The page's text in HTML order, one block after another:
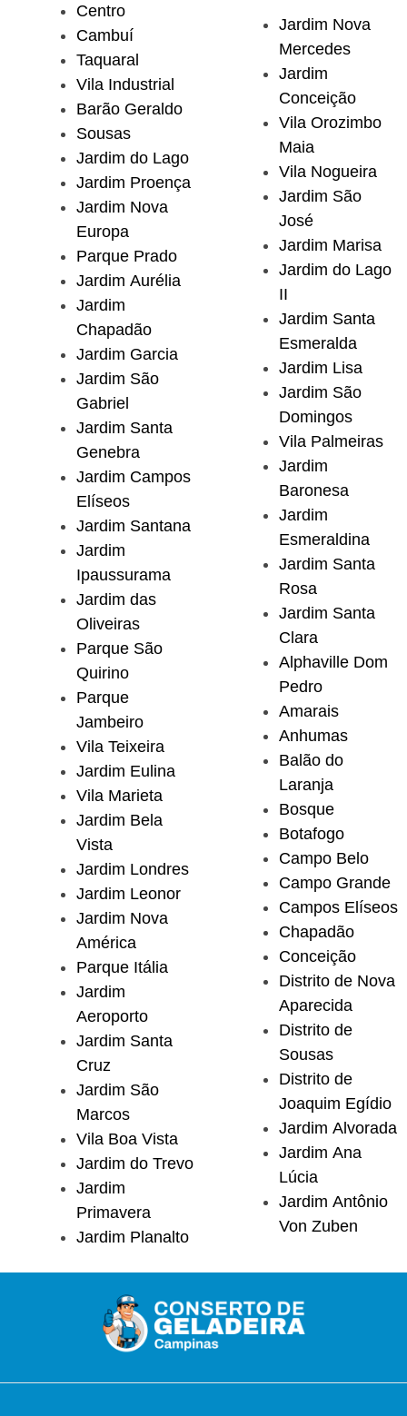
Centro
Cambuí
Taquaral
Vila Industrial
Barão Geraldo
Sousas
Jardim do Lago
Jardim Proença
Jardim Nova
Europa
Parque Prado
Jardim Aurélia
Jardim
Chapadão
Jardim Garcia
Jardim São
Gabriel
Jardim Santa
Genebra
Jardim Campos
Elíseos
Jardim Santana
Jardim
Ipaussurama
Jardim das
Oliveiras
Parque São
Quirino
Parque
Jambeiro
Vila Teixeira
Jardim Eulina
Vila Marieta
Jardim Bela
Vista
Jardim Londres
Jardim Leonor
Jardim Nova
América
Parque Itália
Jardim
Aeroporto
Jardim Santa
Cruz
Jardim São
Marcos
Vila Boa Vista
Jardim do Trevo
Jardim
Primavera
Jardim Planalto
Jardim Nova
Mercedes
Jardim
Conceição
Vila Orozimbo
Maia
Vila Nogueira
Jardim São
José
Jardim Marisa
Jardim do Lago
II
Jardim Santa
Esmeralda
Jardim Lisa
Jardim São
Domingos
Vila Palmeiras
Jardim
Baronesa
Jardim
Esmeraldina
Jardim Santa
Rosa
Jardim Santa
Clara
Alphaville Dom
Pedro
Amarais
Anhumas
Balão do
Laranja
Bosque
Botafogo
Campo Belo
Campo Grande
Campos Elíseos
Chapadão
Conceição
Distrito de Nova
Aparecida
Distrito de
Sousas
Distrito de
Joaquim Egídio
Jardim Alvorada
Jardim Ana
Lúcia
Jardim Antônio
Von Zuben